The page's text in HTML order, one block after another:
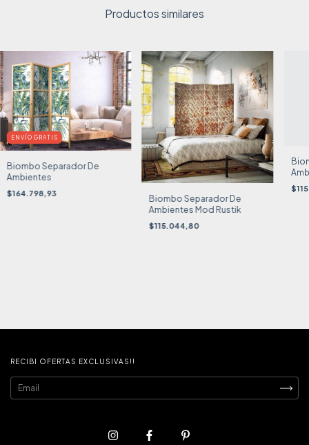
Productos similares
ENVÍO GRATIS
Biombo Separador De
Ambientes
$164.798,93
Biombo Separador De
Ambientes Mod Rustik
$115.044,80
RECIBI OFERTAS EXCLUSIVAS!!